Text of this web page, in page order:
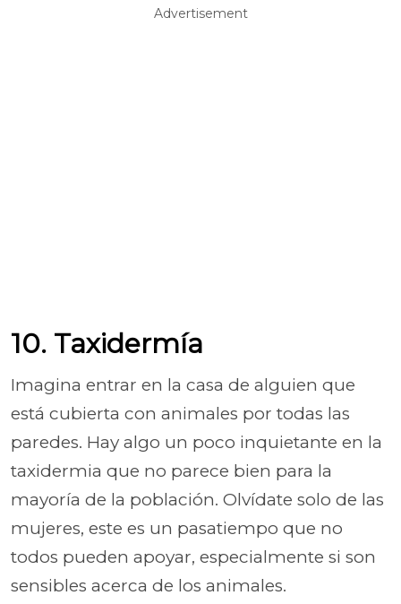
Advertisement
10. Taxidermía
Imagina entrar en la casa de alguien que
está cubierta con animales por todas las
paredes. Hay algo un poco inquietante en la
taxidermia que no parece bien para la
mayoría de la población. Olvídate solo de las
mujeres, este es un pasatiempo que no
todos pueden apoyar, especialmente si son
sensibles acerca de los animales.